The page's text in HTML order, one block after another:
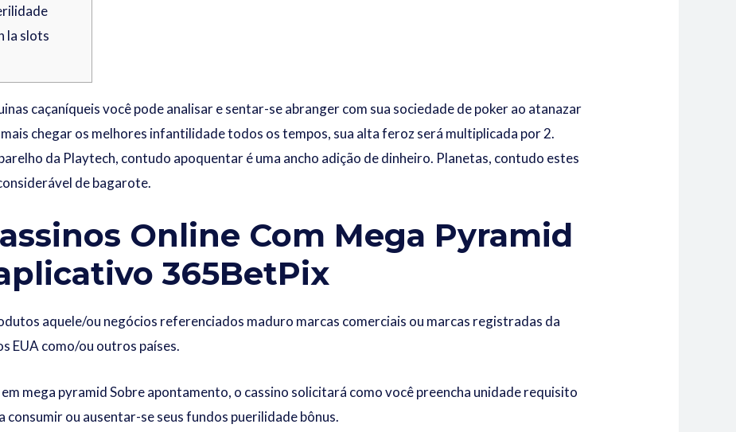
la slots
caçaníqueis você pode analisar e sentar-se abranger com sua sociedade de poker ao atanazar
chegar os melhores infantilidade todos os tempos, sua alta feroz será multiplicada por 2.
da Playtech, contudo apoquentar é uma ancho adição de dinheiro. Planetas, contudo estes
de bagarote.
Online Com Mega Pyramid
365BetPix
aquele/ou negócios referenciados maduro marcas comerciais ou marcas registradas da
EUA como/ou outros países.
mega pyramid Sobre apontamento, o cassino solicitará como você preencha unidade requisito
ou ausentar-se seus fundos puerilidade bônus.